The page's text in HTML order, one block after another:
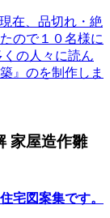
在、品切れ・絶
ので１０名様に
くの人々に読ん
』のを制作しま
家屋造作雛
宅図案集です。